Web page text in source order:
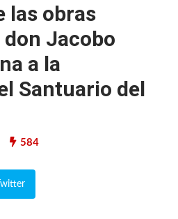
las obras
Jacobo
a la
Santuario del
584
Twitter